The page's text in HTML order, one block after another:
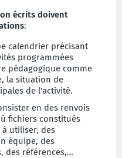
écrits doivent
:
calendrier précisant
programmées
pédagogique comme
la situation de
de l'activité.
en des renvois
fichiers constitués
utiliser, des
équipe, des
des références,…